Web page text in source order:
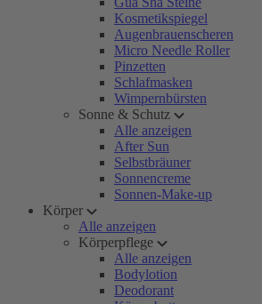
Kosmetikspiegel
Augenbrauenscheren
Micro Needle Roller
Pinzetten
Schlafmasken
Wimpernbürsten
Sonne & Schutz
Alle anzeigen
After Sun
Selbstbräuner
Sonnencreme
Sonnen-Make-up
Körper
Alle anzeigen
Körperpflege
Alle anzeigen
Bodylotion
Deodorant